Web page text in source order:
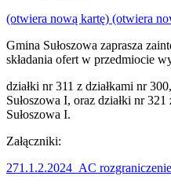
(otwiera nową kartę) (otwiera
Gmina Sułoszowa zaprasza
składania ofert w przedmiocie
działki nr 311 z działkami nr
Sułoszowa I, oraz działki nr
Sułoszowa I.
Załączniki:
271.1.2.2024_AC